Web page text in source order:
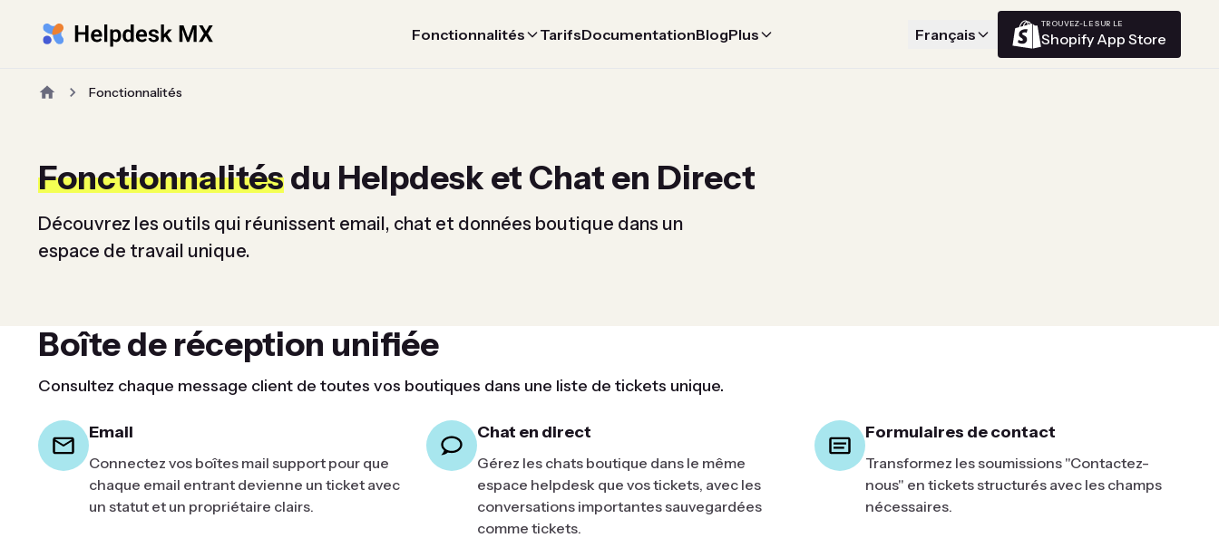
Fonctionnalités TarifsDocumentationBlogPlus Français
TROUVEZ-LE SUR LE
Shopify App Store
Fonctionnalités
Fonctionnalitésdu Helpdesk et Chat en Direct
Découvrez les outils qui réunissent email, chat et données boutique dans un
espace de travail unique.
Boîte de réception unifiée
Consultez chaque message client de toutes vos boutiques dans une liste de tickets unique.
Email
Connectez vos boîtes mail support pour que
chaque email entrant devienne un ticket avec
un statut et un propriétaire clairs.
Chat en direct
Gérez les chats boutique dans le même
espace helpdesk que vos tickets, avec les
conversations importantes sauvegardées
comme tickets.
Formulaires de contact
Transformez les soumissions "Contactez-
nous" en tickets structurés avec les champs
nécessaires.